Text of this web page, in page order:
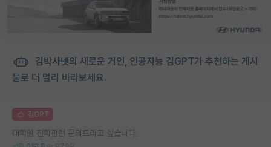
김박사넷의 새로운 거인, 인공지능 김GPT가 추천하는 게시
물로 더 멀리 바라보세요.
김GPT
대학원 진학관련 문의드리고 싶습니다.